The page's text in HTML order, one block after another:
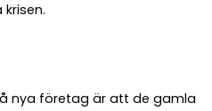
nya företag är att de gamla